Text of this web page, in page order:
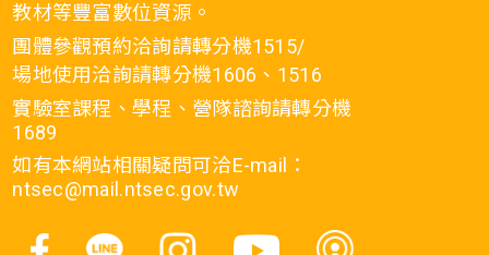
教材等豐富數位資源。
團體參觀預約洽詢請轉分機1515/
場地使用洽詢請轉分機1606、1516
實驗室課程、學程、營隊諮詢請轉分機
1689
如有本網站相關疑問可洽E-mail：
ntsec@mail.ntsec.gov.tw